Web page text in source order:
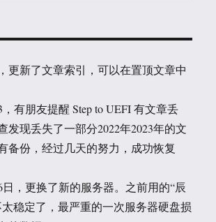
更新了文章索引，可以在置顶文章中
，有朋友提醒 Step to UEFI 有文章丢
发现丢失了一部分2022年2023年的文
备份，经过几天的努力，成功恢复
日，更换了新的服务器。之前用的“辰
稳定了，最严重的一次服务器硬盘损